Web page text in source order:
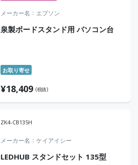
メーカー名 エプソン
泉製ボードスタンド用 パソコン台
お取り寄せ
¥18,409 (税抜)
ZK4-CB135H
メーカー名 ケイアイシー
LEDHUB スタンドセット 135型